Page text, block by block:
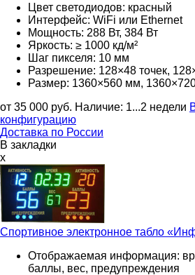
Цвет светодиодов: красный
Интерфейс: WiFi или Ethernet
Мощность: 288 Вт, 384 Вт
Яркость: ≥ 1000 кд/м²
Шаг пикселя: 10 мм
Разрешение: 128×48 точек,
Размер: 1360×560 мм,
от 35 000 руб. Наличие: 1...2 недели
конфигурацию
Доставка по России
В закладки
x
Спортивное электронное табло
Отображаемая информация:
баллы, вес, предупреждения